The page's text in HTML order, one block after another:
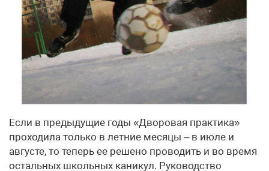
Если в предыдущие годы «Дворовая практика»
проходила только в летние месяцы – в июле и
августе, то теперь ее решено проводить и во время
остальных школьных каникул. Руководство